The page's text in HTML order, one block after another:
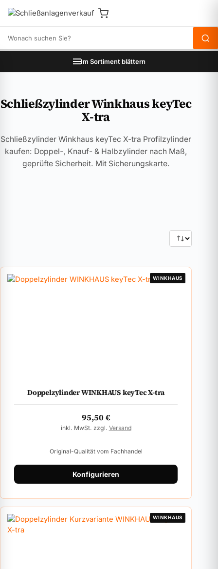
Im Sortiment blättern
Schließzylinder Winkhaus keyTec
X-tra
Schließzylinder Winkhaus keyTec X-tra Profilzylinder
kaufen: Doppel-, Knauf- & Halbzylinder nach Maß,
geprüfte Sicherheit. Mit Sicherungskarte.
WINKHAUS
Doppelzylinder WINKHAUS keyTec X-tra
95,50€
inkl. MwSt. zzgl. Versand
Original-Qualität vom Fachhandel
Konfigurieren
WINKHAUS